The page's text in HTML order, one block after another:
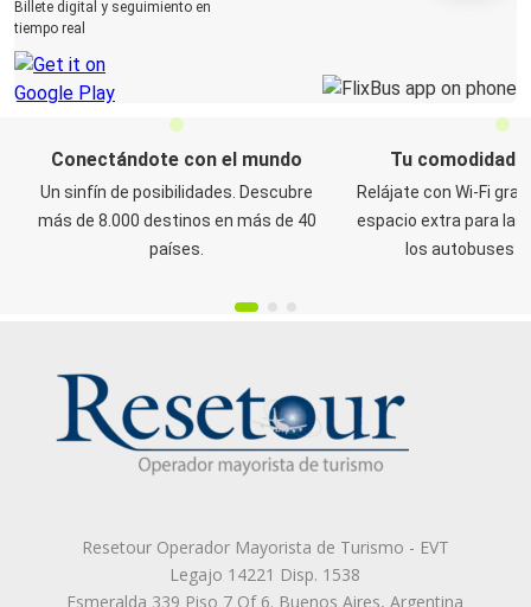
Resetour Operador Mayorista de Turismo - EVT
Legajo 14221 Disp. 1538
Esmeralda 339 Piso 7 Of 6. Buenos Aires, Argentina